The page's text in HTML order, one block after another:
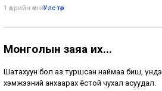
1 өдрийн өмнө•Улс төр
Монголын заяа их...
Шатахуун бол аз туршсан наймаа биш,
хэмжээний анхаарах ёстой чухал асуудал.